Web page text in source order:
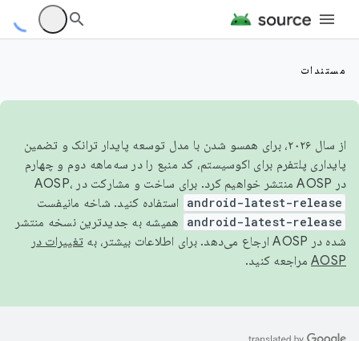
مستندات
از سال ۲۰۲۶، برای همسو شدن با مدل توسعه پایدار ترانک و تضمین
پایداری پلتفرم برای اکوسیستم، کد منبع را در سه‌ماهه دوم و چهارم
در AOSP منتشر خواهیم کرد. برای ساخت و مشارکت در AOSP،
android-latest-release استفاده کنید. شاخه مانیفست
android-latest-release
همیشه به جدیدترین نسخه منتشر
شده در AOSP ارجاع می‌دهد. برای اطلاعات بیشتر، به
تغییرات در
AOSP مراجعه کنید.